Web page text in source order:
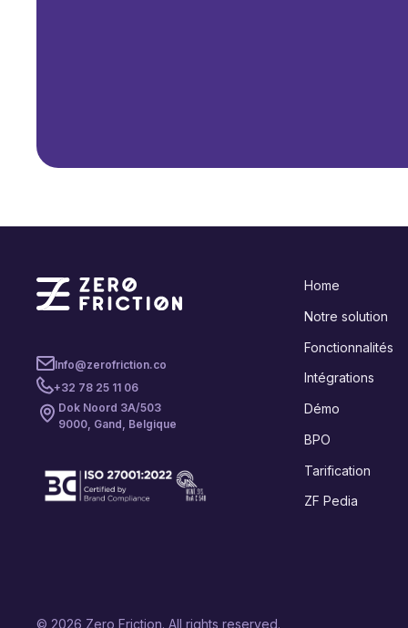
Info@zerofriction.co
+32 78 25 11 06
Dok Noord 3A/503
9000, Gand, Belgique
Home
Notre solution
Fonctionnalités
Intégrations
Démo
BPO
Tarification
ZF Pedia
© 2026 Zero Friction. All rights reserved.